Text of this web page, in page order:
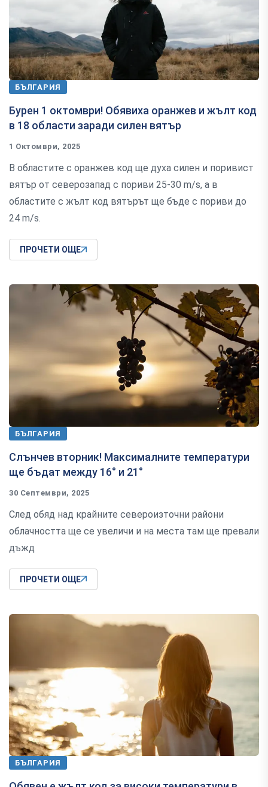
БЪЛГАРИЯ
Бурен 1 октомври! Обявиха оранжев и жълт код
в 18 области заради силен вятър
1 Октомври, 2025
В областите с оранжев код ще духа силен и поривист
вятър от северозапад с пориви 25-30 m/s, а в
областите с жълт код вятърът ще бъде с пориви до
24 m/s.
ПРОЧЕТИ ОЩЕ
БЪЛГАРИЯ
Слънчев вторник! Максималните температури
ще бъдат между 16° и 21°
30 Септември, 2025
След обяд над крайните североизточни райони
облачността ще се увеличи и на места там ще превали
дъжд
ПРОЧЕТИ ОЩЕ
БЪЛГАРИЯ